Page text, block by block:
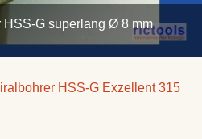
HSS-G superlang Ø 8 mm
HSS-G Exzellent 315